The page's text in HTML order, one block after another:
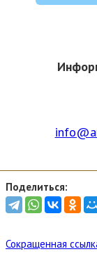
Поделиться:
Сокращенная